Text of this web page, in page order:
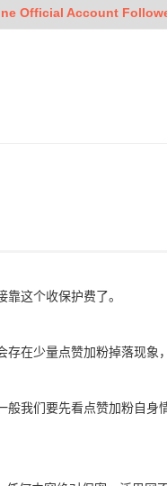
Official Account
这个收保护费了。
在少量点赞加粉掉落现象
我们要先看点赞加粉自